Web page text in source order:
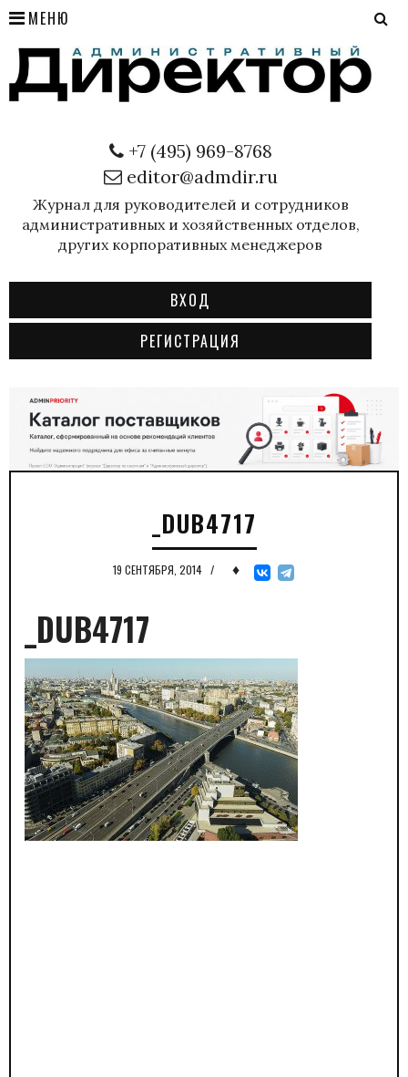
МЕНЮ
+7 (495) 969-8768
editor@admdir.ru
Журнал для руководителей и сотрудников
административных и хозяйственных отделов,
других корпоративных менеджеров
ВХОД
РЕГИСТРАЦИЯ
_DUB4717
19 СЕНТЯБРЯ, 2014 / ♦
_DUB4717